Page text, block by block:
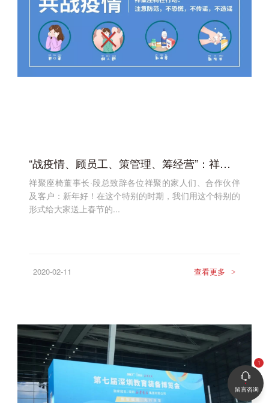
“战疫情、顾员工、策管理、筹经营”：祥聚座椅心怀信心、底蕴十足！
祥聚座椅董事长·段总致辞各位祥聚的家人们、合作伙伴
及客户：新年好！在这个特别的时期，我们用这个特别的
形式给大家送上春节的...
2020-02-11 查看更多 >
留言咨询